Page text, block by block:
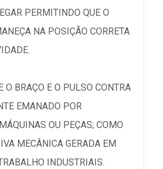
PERMITINDO QUE O
NA POSIÇÃO CORRETA
O BRAÇO E O PULSO CONTRA
EMANADO POR
OU PEÇAS; COMO
MECÂNICA GERADA EM
INDUSTRIAIS.